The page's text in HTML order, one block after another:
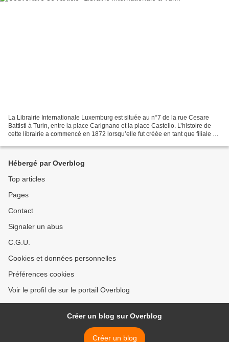
La Librairie Internationale Luxemburg est située au n°7 de la rue Cesare
Battisti à Turin, entre la place Carignano et la place Castello. L’histoire de
cette librairie a commencé en 1872 lorsqu’elle fut créée en tant que filiale de
Hébergé par Overblog
Top articles
Pages
Contact
Signaler un abus
C.G.U.
Cookies et données personnelles
Préférences cookies
Voir le profil de sur le portail Overblog
Créer un blog sur Overblog
Créer un blog